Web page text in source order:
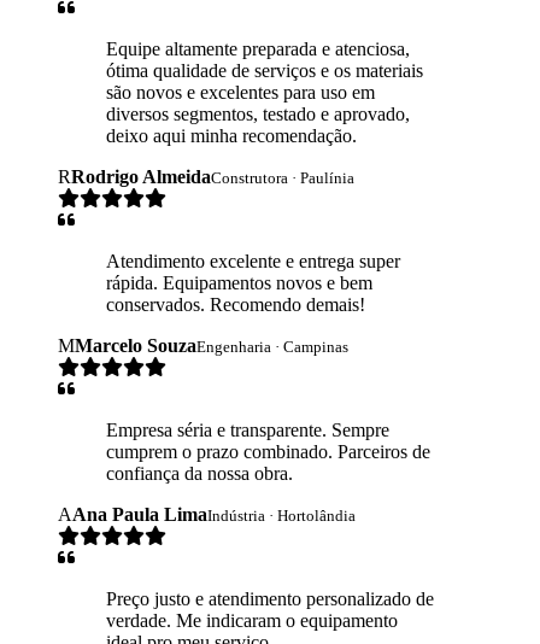
Equipe altamente preparada e atenciosa,
ótima qualidade de serviços e os materiais
são novos e excelentes para uso em
diversos segmentos, testado e aprovado,
deixo aqui minha recomendação.
RRodrigo AlmeidaConstrutora · Paulínia
Atendimento excelente e entrega super
rápida. Equipamentos novos e bem
conservados. Recomendo demais!
MMarcelo SouzaEngenharia · Campinas
Empresa séria e transparente. Sempre
cumprem o prazo combinado. Parceiros de
confiança da nossa obra.
AAna Paula LimaIndústria · Hortolândia
Preço justo e atendimento personalizado de
verdade. Me indicaram o equipamento